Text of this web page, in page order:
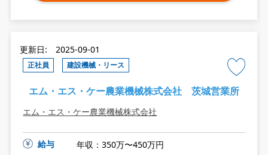
更新日: 2025-09-01
正社員 建設機械・リース
エム・エス・ケー農業機械株式会社 茨城営業所
エム・エス・ケー農業機械株式会社
給与
年収：350万〜450万円